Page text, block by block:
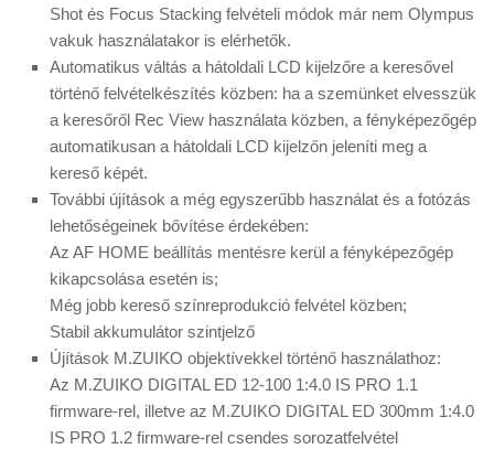
Shot és Focus Stacking felvételi módok már nem Olympus
vakuk használatakor is elérhetők.
Automatikus váltás a hátoldali LCD kijelzőre a keresővel
történő felvételkészítés közben: ha a szemünket elvesszük
a keresőről Rec View használata közben, a fényképezőgép
automatikusan a hátoldali LCD kijelzőn jeleníti meg a
kereső képét.
További újítások a még egyszerűbb használat és a fotózás
lehetőségeinek bővítése érdekében:
Az AF HOME beállítás mentésre kerül a fényképezőgép
kikapcsolása esetén is;
Még jobb kereső színreprodukció felvétel közben;
Stabil akkumulátor szintjelző
Újítások M.ZUIKO objektívekkel történő használathoz:
Az M.ZUIKO DIGITAL ED 12‑100 1:4.0 IS PRO 1.1
firmware-rel, illetve az M.ZUIKO DIGITAL ED 300mm 1:4.0
IS PRO 1.2 firmware-rel csendes sorozatfelvétel